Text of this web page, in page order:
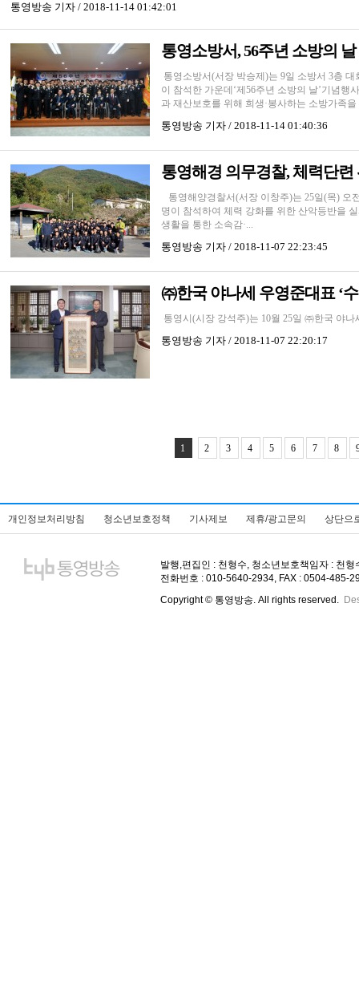
통영방송 기자 / 2018-11-14 01:42:01
통영소방서, 56주년 소방의
통영소방서(서장 박승제)는 9일 소방서 3층
이 참석한 가운데‘제56주년 소방의 날’기념
과 재산보호를 위해 희생·봉사하는 소방가족을
통영방송 기자 / 2018-11-14 01:40:36
통영해경 의무경찰, 체력단련
통영해양경찰서(서장 이창주)는 25일(목) 오
명이 참석하여 체력 강화를 위한 산악등반을
생활을 통한 소속감·...
통영방송 기자 / 2018-11-07 22:23:45
㈜한국 야나세 우영준대표 ‘
통영시(시장 강석주)는 10월 25일 ㈜한국 야
통영방송 기자 / 2018-11-07 22:20:17
1 2 3 4 5 6 7 8
개인정보처리방침 청소년보호정책 기사제보 제휴/광고문의 상단으
발행,편집인 : 천형수, 청소년보호책임자 : 천
전화번호 : 010-5640-2934, FAX : 0504-485-
Copyright © 통영방송. All rights reserved.